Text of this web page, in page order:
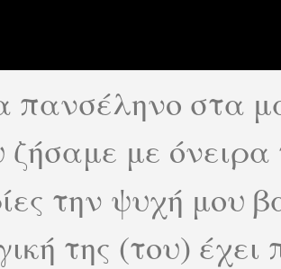
πανσέληνο στα
ζήσαμε με
την ψυχή μου
της (του)